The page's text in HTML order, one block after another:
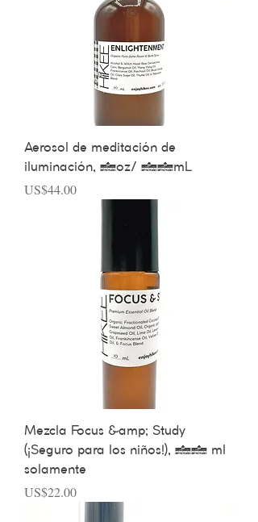
Aerosol de meditación de
iluminación, 2oz/ 60mL
Precio
US$44.00
Mezcla Focus &amp; Study
(¡Seguro para los niños!), 10 ml
solamente
Precio
US$22.00